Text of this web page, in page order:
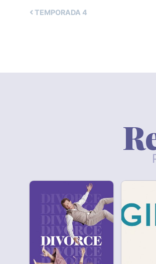
TEMPORADA 4